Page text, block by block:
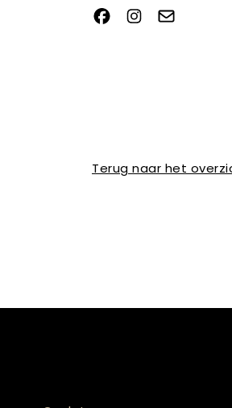
Terug naar het